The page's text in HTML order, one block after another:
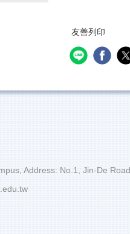
友善列印
Address: No.1, Jin-De